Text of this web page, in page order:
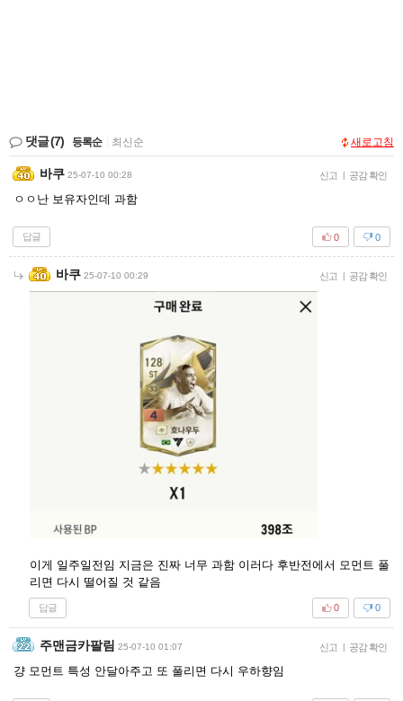
댓글(7) 등록순 최신순 새로고침
바쿠 25-07-10 00:28 신고 | 공감 확인
ㅇㅇ난 보유자인데 과함
답글 0
0
바쿠 25-07-10 00:29 신고 | 공감 확인
이게 일주일전임 지금은 진짜 너무 과함 이러다 후반전에서 모먼트 풀
리면 다시 떨어질 것 같음
답글 0
0
주맨금카팔림 25-07-10 01:07 신고 | 공감 확인
걍 모먼트 특성 안달아주고 또 풀리면 다시 우하향임